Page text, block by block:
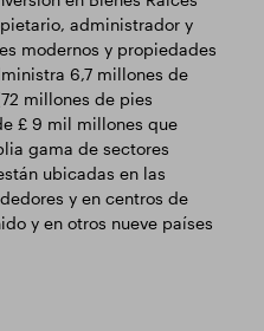
administrador y
modernos y propiedades
6,7 millones de
millones de pies
£ 9 mil millones que
gama de sectores
ubicadas en las
y en centros de
y en otros nueve países